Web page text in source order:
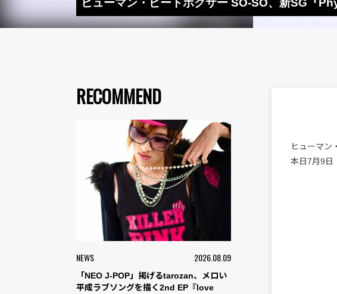
ヒューマン・ビートボクサー SO-SO、新SG『
RECOMMEND
NEWS 2026.08.09
「NEO J-POP」掲げるtarozan、メロい
平成ラブソングを描く2nd EP『love
ヒューマン
本日7月9日